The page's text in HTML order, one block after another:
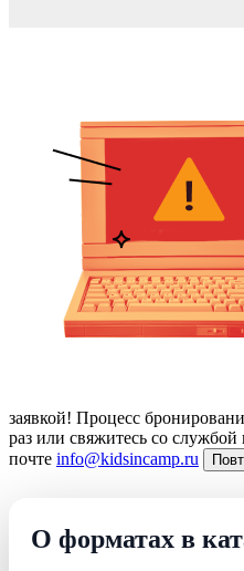
заявкой! Процесс
раз или свяжитесь со
почте info@kidsincamp.ru
О форматах в